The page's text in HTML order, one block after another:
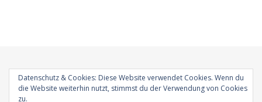
Bard Theme vonWP Royal. Startseite Impressum Datenschutz
Datenschutz & Cookies: Diese Website verwendet Cookies. Wenn du
die Website weiterhin nutzt, stimmst du der Verwendung von Cookies
zu.